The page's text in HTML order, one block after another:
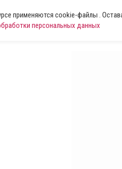
применяются cookie-файлы .
персональных данных